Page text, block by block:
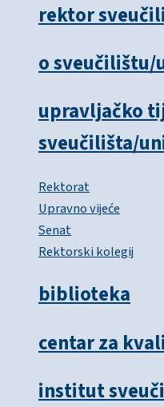
rektor
o
upravljačko
sveučilišta/
Rektorat
Upravno vijeće
Senat
Rektorski kolegij
biblioteka
centar za
institut